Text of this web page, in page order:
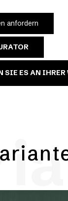
anfordern
SIE ES AN IHRER